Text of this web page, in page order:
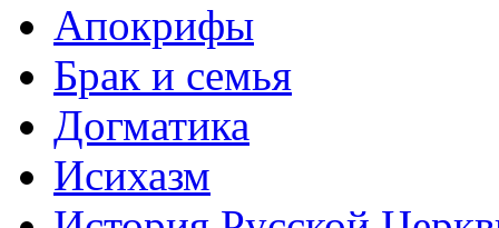
Апокрифы
Брак и семья
Догматика
Исихазм